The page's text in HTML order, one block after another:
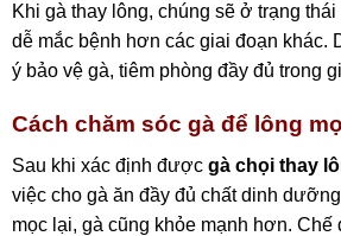
Khi gà thay lông, chúng sẽ ở trạng
dễ mắc bệnh hơn các giai đoạn khác.
ý bảo vệ gà, tiêm phòng đầy đủ trong
Cách chăm sóc gà để lông
Sau khi xác định được gà chọi thay
việc cho gà ăn đầy đủ chất dinh
mọc lại, gà cũng khỏe mạnh hơn.